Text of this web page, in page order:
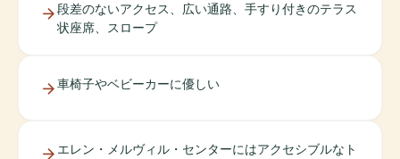
段差のないアクセス、広い通路、手すり付きのテラス
状座席、スロープ
車椅子やベビーカーに優しい
エレン・メルヴィル・センターにはアクセシブルなト